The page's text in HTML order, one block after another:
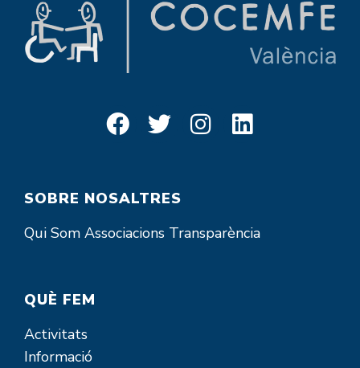
SOBRE NOSALTRES
Qui Som Associacions Transparència
QUÈ FEM
Activitats
Informació